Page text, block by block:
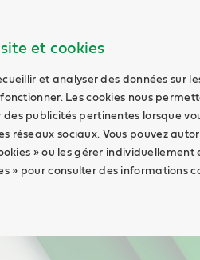
et cookies
et analyser des données sur
Les cookies nous
publicités pertinentes lorsque
réseaux sociaux. Vous pouvez
» ou les gérer individuellement
» pour consulter des informations